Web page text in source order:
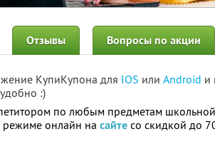
Отзывы Вопросы по акции
КупиКупона для IOS или Android и
:)
по любым предметам
режиме онлайн на сайте со скидкой до